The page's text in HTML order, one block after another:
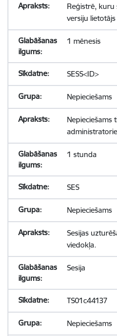
Reģistrē,
versiju
1 mēnesis
SESS<ID>
Nepieciešams
Nepieciešams
1 stunda
SES
Nepieciešams
Sesijas
viedokļa.
Sesija
TS01c44137
Nepieciešams